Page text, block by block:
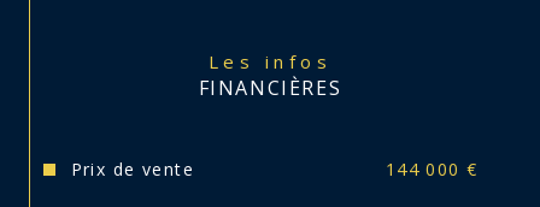
Les infos
FINANCIÈRES
Prix de vente 144 000 €